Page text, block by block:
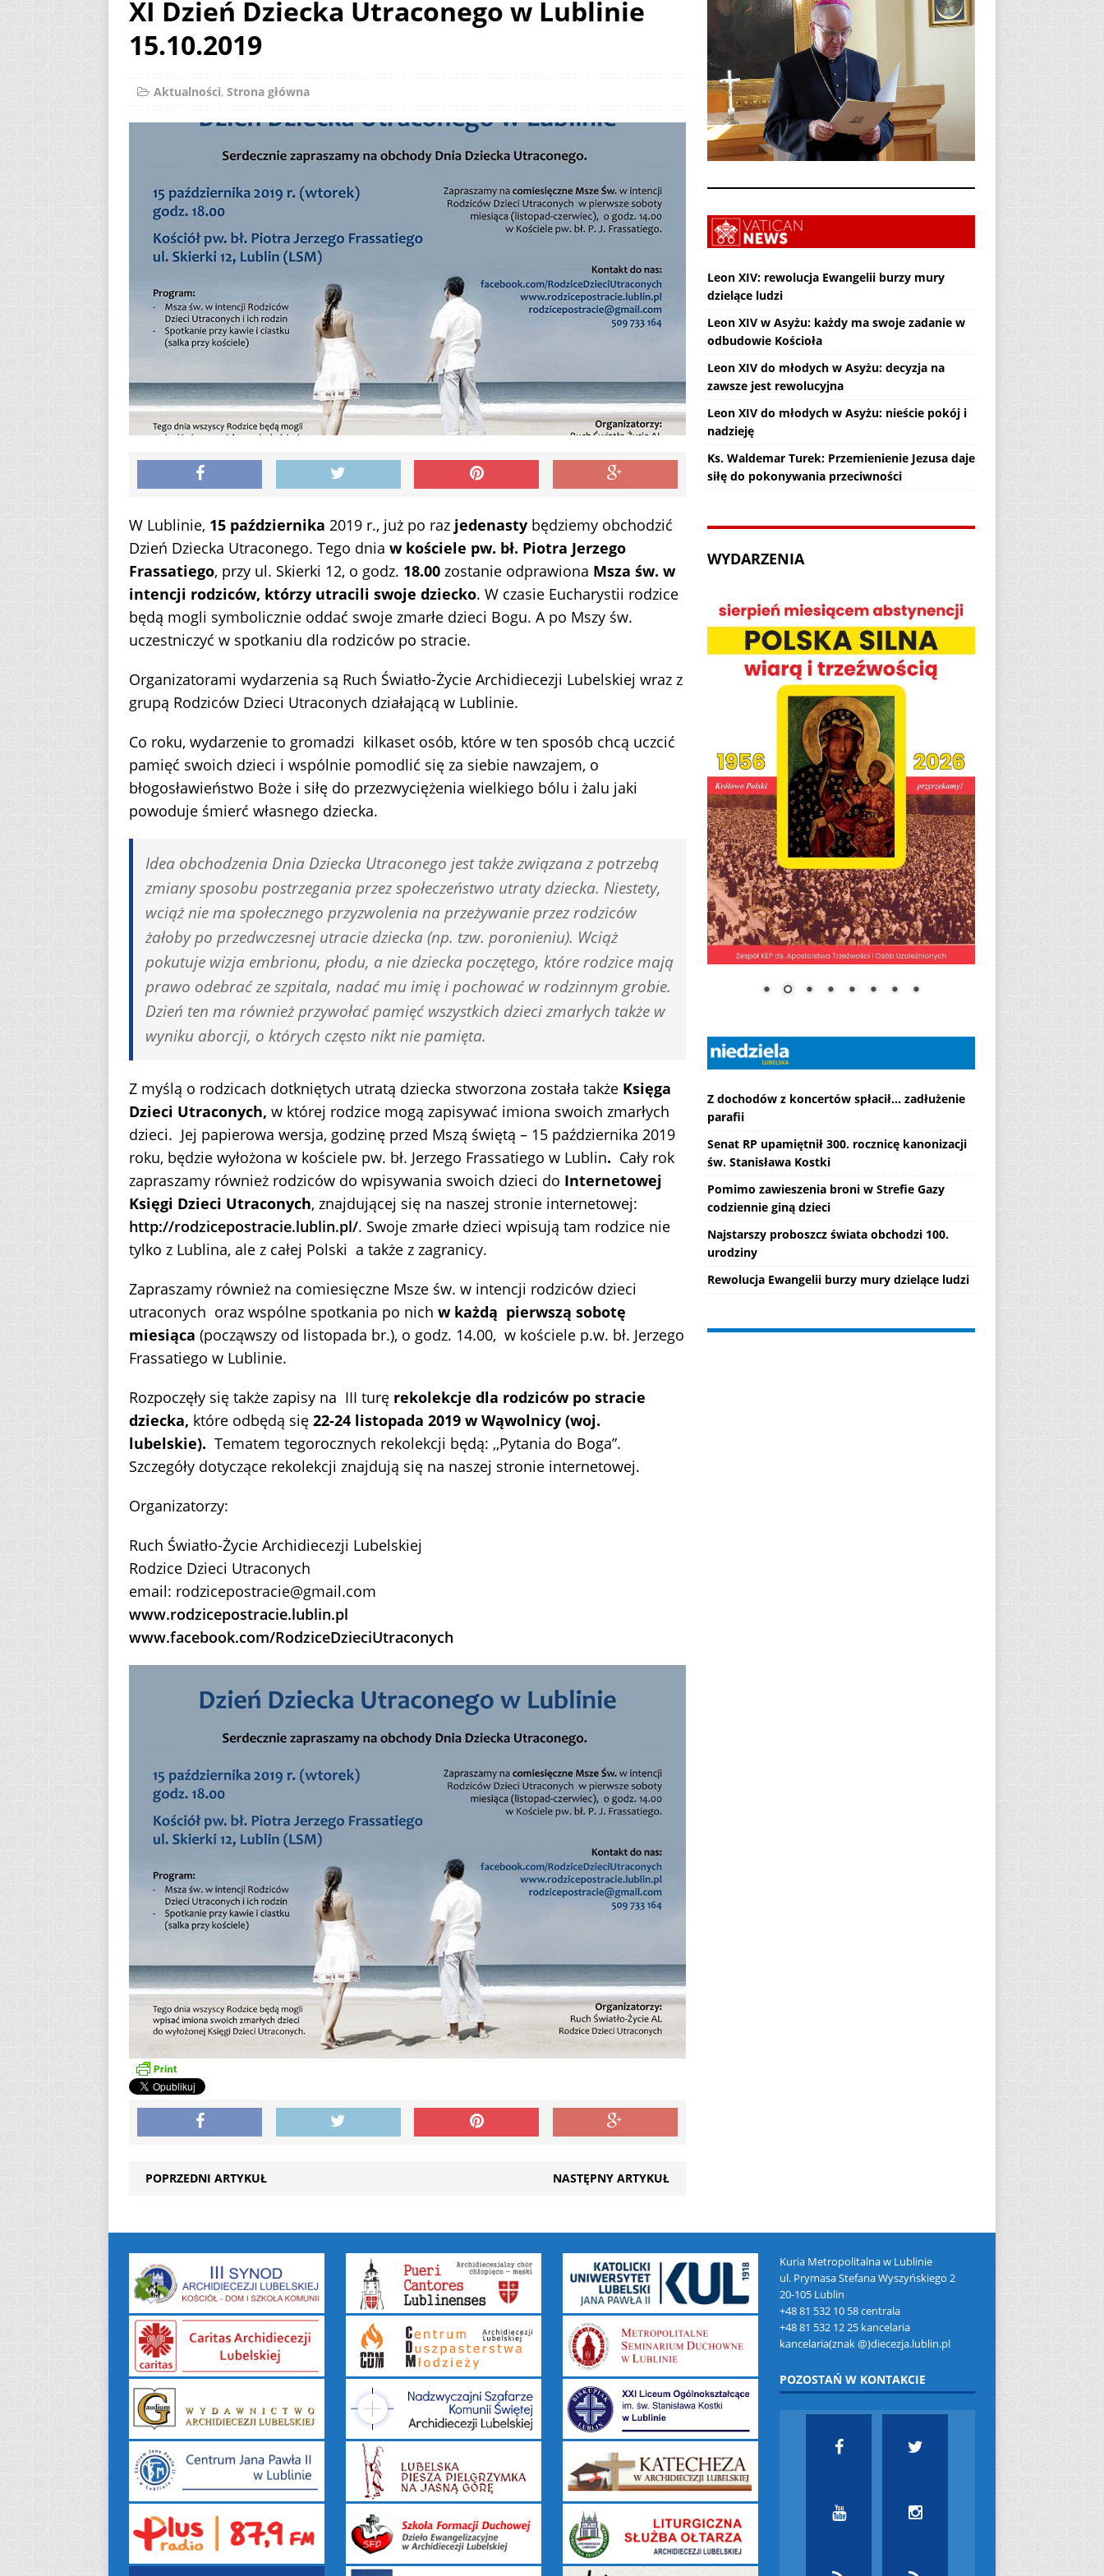
XXX Międzynarodowy Festiwal Organowy Lublin – Czuby: 2026-08-
XI Dzień Dziecka Utraconego w Lublinie
15.10.2019
Aktualności, Strona główna
W Lublinie, 15 października 2019 r., już po raz jedenasty będziemy obchodzić
Dzień Dziecka Utraconego. Tego dnia w kościele pw. bł. Piotra Jerzego
Frassatiego, przy ul. Skierki 12, o godz. 18.00 zostanie odprawiona Msza św. w
intencji rodziców, którzy utracili swoje dziecko. W czasie Eucharystii rodzice
będą mogli symbolicznie oddać swoje zmarłe dzieci Bogu. A po Mszy św.
uczestniczyć w spotkaniu dla rodziców po stracie.
Organizatorami wydarzenia są Ruch Światło-Życie Archidiecezji Lubelskiej wraz z
grupą Rodziców Dzieci Utraconych działającą w Lublinie.
Co roku, wydarzenie to gromadzi kilkaset osób, które w ten sposób chcą uczcić
pamięć swoich dzieci i wspólnie pomodlić się za siebie nawzajem, o
błogosławieństwo Boże i siłę do przezwyciężenia wielkiego bólu i żalu jaki
powoduje śmierć własnego dziecka.
Idea obchodzenia Dnia Dziecka Utraconego jest także związana z potrzebą
zmiany sposobu postrzegania przez społeczeństwo utraty dziecka. Niestety,
wciąż nie ma społecznego przyzwolenia na przeżywanie przez rodziców
żałoby po przedwczesnej utracie dziecka (np. tzw. poronieniu). Wciąż
pokutuje wizja embrionu, płodu, a nie dziecka poczętego, które rodzice mają
prawo odebrać ze szpitala, nadać mu imię i pochować w rodzinnym grobie.
Dzień ten ma również przywołać pamięć wszystkich dzieci zmarłych także w
wyniku aborcji, o których często nikt nie pamięta.
Z myślą o rodzicach dotkniętych utratą dziecka stworzona została także Księga
Dzieci Utraconych, w której rodzice mogą zapisywać imiona swoich zmarłych
dzieci. Jej papierowa wersja, godzinę przed Mszą świętą – 15 października 2019
roku, będzie wyłożona w kościele pw. bł. Jerzego Frassatiego w Lublin. Cały rok
zapraszamy również rodziców do wpisywania swoich dzieci do Internetowej
Księgi Dzieci Utraconych, znajdującej się na naszej stronie internetowej:
http://rodzicepostracie.lublin.pl/. Swoje zmarłe dzieci wpisują tam rodzice nie
tylko z Lublina, ale z całej Polski a także z zagranicy.
Zapraszamy również na comiesięczne Msze św. w intencji rodziców dzieci
utraconych oraz wspólne spotkania po nich w każdą pierwszą sobotę
miesiąca (począwszy od listopada br.), o godz. 14.00, w kościele p.w. bł. Jerzego
Frassatiego w Lublinie.
Rozpoczęły się także zapisy na III turę rekolekcje dla rodziców po stracie
dziecka, które odbędą się 22-24 listopada 2019 w Wąwolnicy (woj.
lubelskie). Tematem tegorocznych rekolekcji będą: ,,Pytania do Boga”.
Szczegóły dotyczące rekolekcji znajdują się na naszej stronie internetowej.
Organizatorzy:
Ruch Światło-Życie Archidiecezji Lubelskiej
Rodzice Dzieci Utraconych
email: rodzicepostracie@gmail.com
www.rodzicepostracie.lublin.pl
www.facebook.com/RodziceDzieciUtraconych
POPRZEDNI ARTYKUŁ NASTĘPNY ARTYKUŁ
Leon XIV: rewolucja Ewangelii burzy mury
dzielące ludzi
Leon XIV w Asyżu: każdy ma swoje zadanie w
odbudowie Kościoła
Leon XIV do młodych w Asyżu: decyzja na
zawsze jest rewolucyjna
Leon XIV do młodych w Asyżu: nieście pokój i
nadzieję
Ks. Waldemar Turek: Przemienienie Jezusa daje
siłę do pokonywania przeciwności
WYDARZENIA
Z dochodów z koncertów spłacił... zadłużenie
parafii
Senat RP upamiętnił 300. rocznicę kanonizacji
św. Stanisława Kostki
Pomimo zawieszenia broni w Strefie Gazy
codziennie giną dzieci
Najstarszy proboszcz świata obchodzi 100.
urodziny
Rewolucja Ewangelii burzy mury dzielące ludzi
Kuria Metropolitalna w Lublinie
ul. Prymasa Stefana Wyszyńskiego 2
20-105 Lublin
+48 81 532 10 58 centrala
+48 81 532 12 25 kancelaria
kancelaria(znak @)diecezja.lublin.pl
POZOSTAŃ W KONTAKCIE